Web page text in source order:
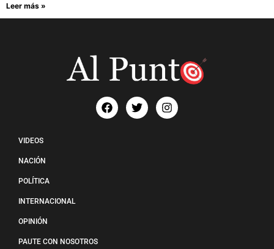
Leer más »
VIDEOS
NACIÓN
POLÍTICA
INTERNACIONAL
OPINIÓN
PAUTE CON NOSOTROS